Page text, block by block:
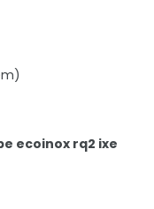
ecoinox rq2 ixe